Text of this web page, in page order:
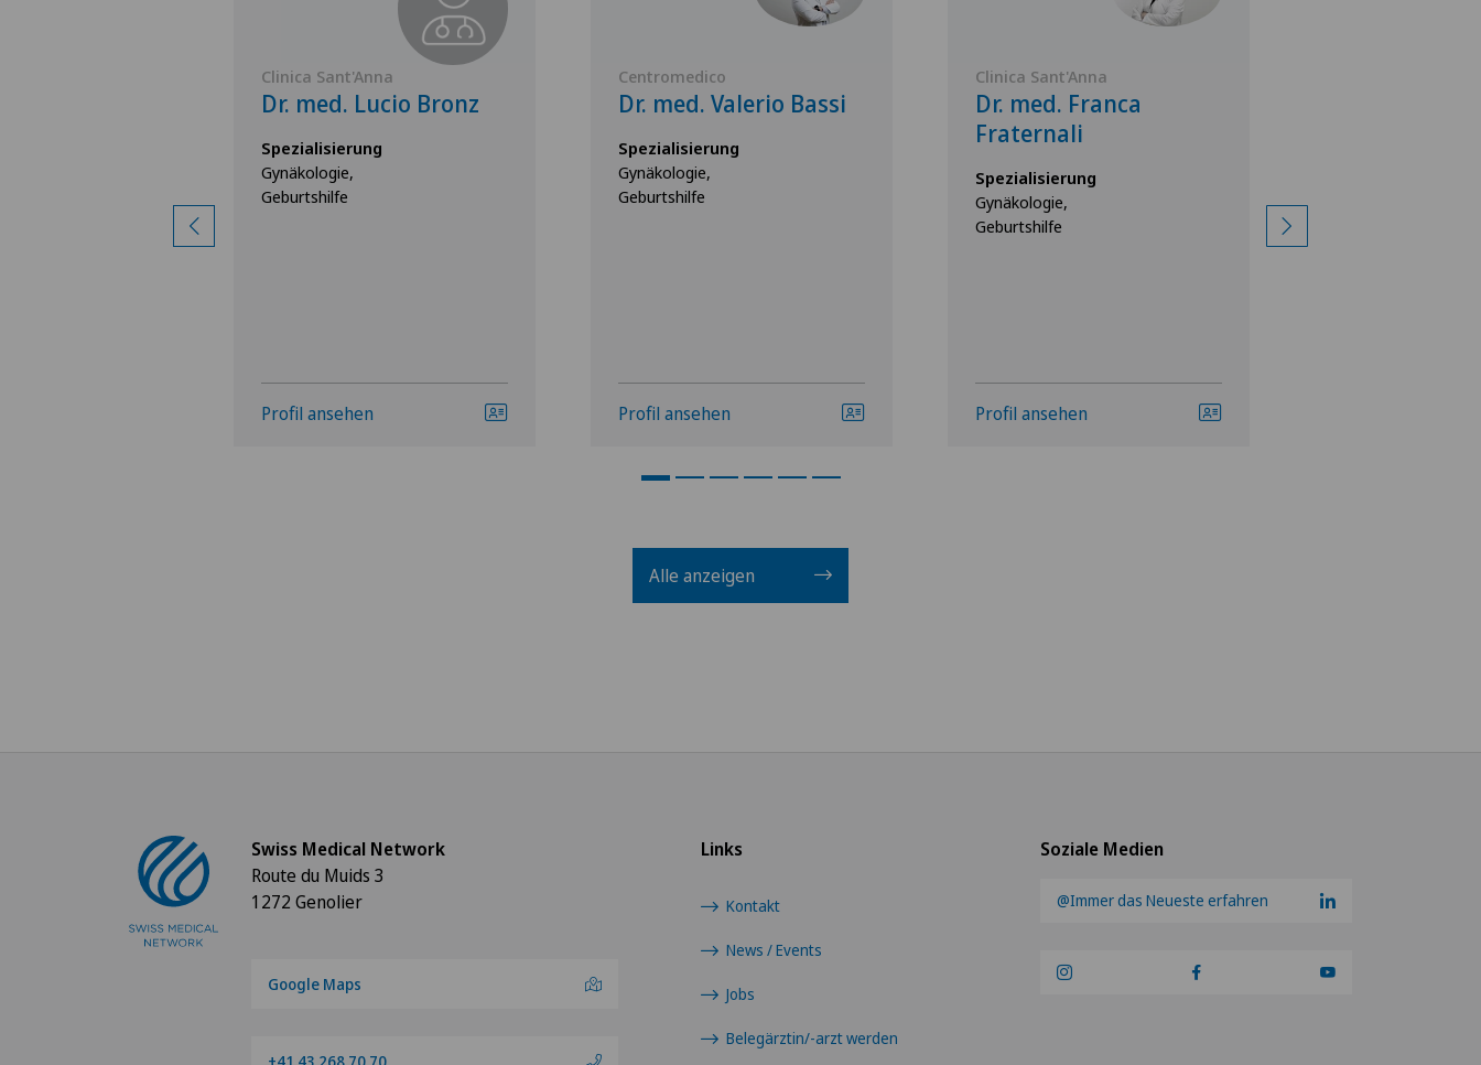
Clinica Sant'Anna
Dr. med. Lucio Bronz
Spezialisierung
Gynäkologie,
Geburtshilfe
Profil ansehen
Centromedico
Dr. med. Valerio Bassi
Spezialisierung
Gynäkologie,
Geburtshilfe
Profil ansehen
Clinica Sant'Anna
Dr. med. Franca
Fraternali
Spezialisierung
Gynäkologie,
Geburtshilfe
Profil ansehen
Alle anzeigen
Soziale Medien
@Immer das Neueste erfahren
Links
Kontakt
News / Events
Jobs
Belegärztin/-arzt werden
Swiss Medical Network
Route du Muids 3
1272 Genolier
Google Maps
+41 43 268 70 70